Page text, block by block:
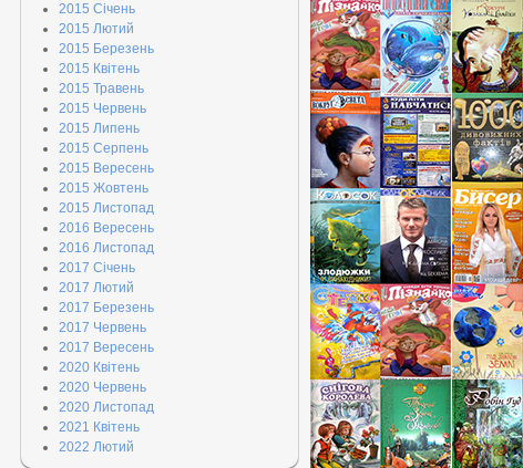
2015 Січень
2015 Лютий
2015 Березень
2015 Квітень
2015 Травень
2015 Червень
2015 Липень
2015 Серпень
2015 Вересень
2015 Жовтень
2015 Листопад
2016 Вересень
2016 Листопад
2017 Січень
2017 Лютий
2017 Березень
2017 Червень
2017 Вересень
2020 Квітень
2020 Червень
2020 Листопад
2021 Квітень
2022 Лютий